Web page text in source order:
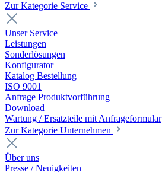
Zur Kategorie Service
Unser Service
Leistungen
Sonderlösungen
Konfigurator
Katalog Bestellung
ISO 9001
Anfrage Produktvorführung
Download
Wartung / Ersatzteile mit Anfrageformular
Zur Kategorie Unternehmen
Über uns
Presse / Neuigkeiten